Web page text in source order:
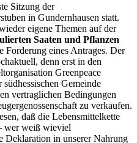
Sitzung der
in Gundernhausen statt.
eigene Themen auf der
Saaten und Pflanzen
Forderung eines Antrages. Der
denn erst in den
Greenpeace
Gemeinde
vertraglichen Bedingungen
zu verkaufen.
daß die Lebensmittelkette
wer weiß wieviel
Deklaration in unserer Nahrung